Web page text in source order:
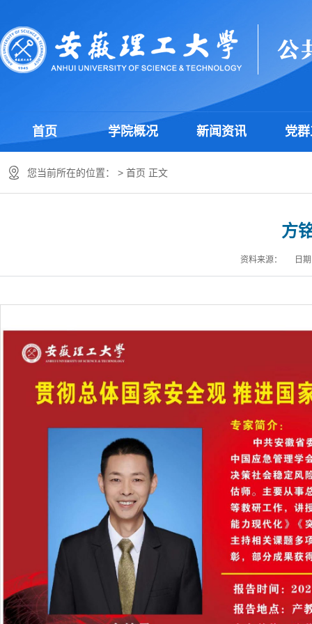
首页 学院概况 新闻资讯 党
您当前所在的位置： > 首页 正文
方
资料来源： 日期